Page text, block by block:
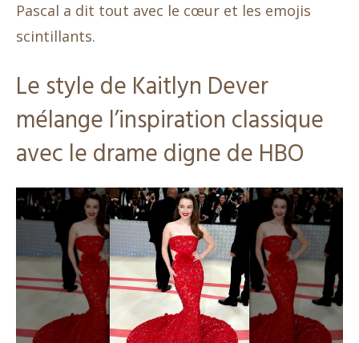
Pascal a dit tout avec le cœur et les emojis
scintillants.
Le style de Kaitlyn Dever
mélange l’inspiration classique
avec le drame digne de HBO